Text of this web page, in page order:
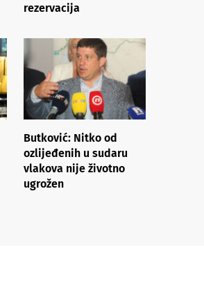
rezervacija
Butković: Nitko od
ozlijeđenih u sudaru
vlakova nije životno
ugrožen